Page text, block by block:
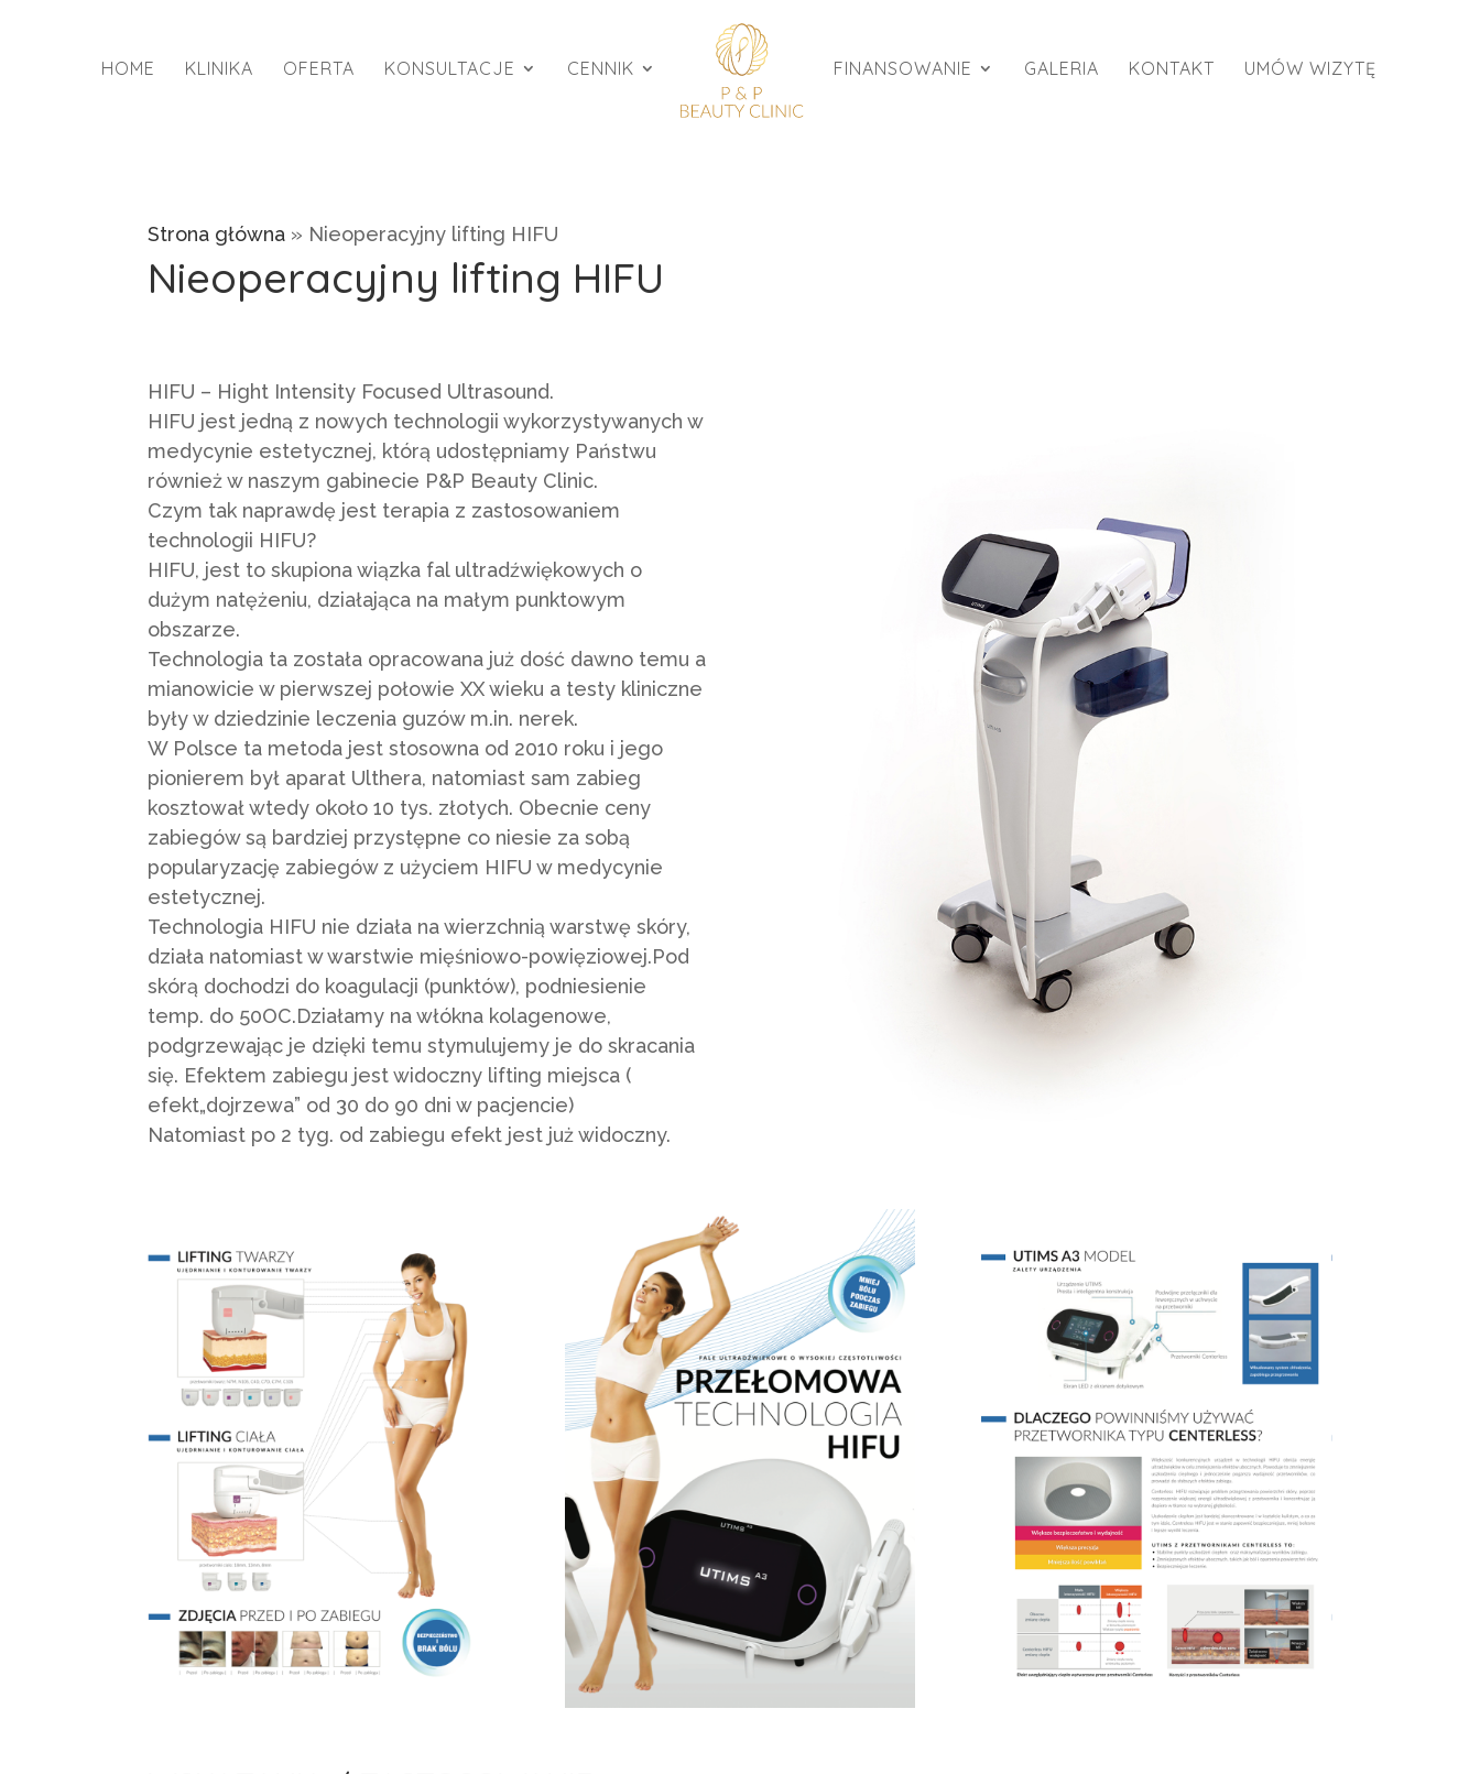
HOME KLINIKA OFERTA KONSULTACJE CENNIK FINANSOWANIE GALERIA KONTAKT UMÓW WIZYTĘ
Strona główna » Nieoperacyjny lifting HIFU
Nieoperacyjny lifting HIFU
HIFU – Hight Intensity Focused Ultrasound.
HIFU jest jedną z nowych technologii wykorzystywanych w
medycynie estetycznej, którą udostępniamy Państwu
również w naszym gabinecie P&P Beauty Clinic.
Czym tak naprawdę jest terapia z zastosowaniem
technologii HIFU?
HIFU, jest to skupiona wiązka fal ultradźwiękowych o
dużym natężeniu, działająca na małym punktowym
obszarze.
Technologia ta została opracowana już dość dawno temu a
mianowicie w pierwszej połowie XX wieku a testy kliniczne
były w dziedzinie leczenia guzów m.in. nerek.
W Polsce ta metoda jest stosowna od 2010 roku i jego
pionierem był aparat Ulthera, natomiast sam zabieg
kosztował wtedy około 10 tys. złotych. Obecnie ceny
zabiegów są bardziej przystępne co niesie za sobą
popularyzację zabiegów z użyciem HIFU w medycynie
estetycznej.
Technologia HIFU nie działa na wierzchnią warstwę skóry,
działa natomiast w warstwie mięśniowo-powięziowej.Pod
skórą dochodzi do koagulacji (punktów), podniesienie
temp. do 50OC.Działamy na włókna kolagenowe,
podgrzewając je dzięki temu stymulujemy je do skracania
się. Efektem zabiegu jest widoczny lifting miejsca (
efekt„dojrzewa” od 30 do 90 dni w pacjencie)
Natomiast po 2 tyg. od zabiegu efekt jest już widoczny.